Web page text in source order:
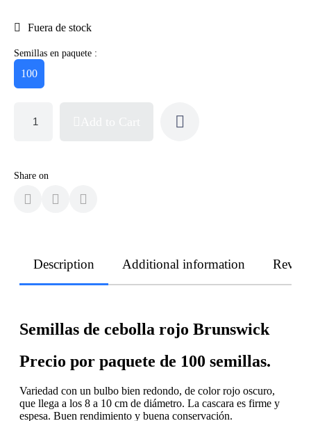
Fuera de stock
Semillas en paquete :
100
Share on
Description Additional information
Semillas de cebolla rojo Brunswick
Precio por paquete de 100 semillas.
Variedad con un bulbo bien redondo, de color rojo oscuro,
que llega a los 8 a 10 cm de diámetro. La cascara es firme y
espesa. Buen rendimiento y buena conservación.